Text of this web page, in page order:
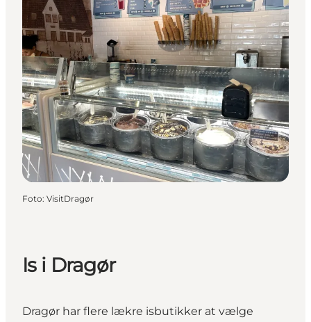
Foto: VisitDragør
Is i Dragør
Dragør har flere lækre isbutikker at vælge